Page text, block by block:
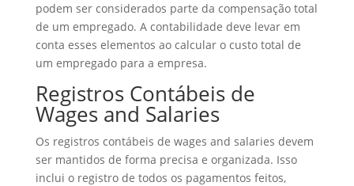
podem ser considerados parte da compensação total
de um empregado. A contabilidade deve levar em
conta esses elementos ao calcular o custo total de
um empregado para a empresa.
Registros Contábeis de
Wages and Salaries
Os registros contábeis de wages and salaries devem
ser mantidos de forma precisa e organizada. Isso
inclui o registro de todos os pagamentos feitos,